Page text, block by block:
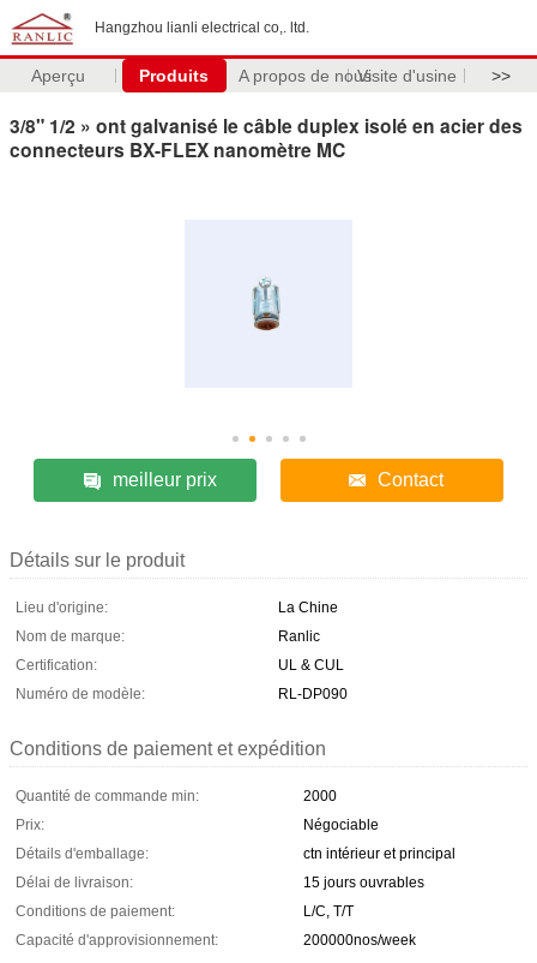
Hangzhou lianli electrical co,. ltd.
Aperçu Produits A propos de nousVisite d'usine >>
3/8" 1/2 » ont galvanisé le câble duplex isolé en acier des
connecteurs BX-FLEX nanomètre MC
meilleur prix Contact
Détails sur le produit
Lieu d'origine:
La Chine
Nom de marque:
Ranlic
Certification:
UL & CUL
Numéro de modèle:
RL-DP090
Conditions de paiement et expédition
Quantité de commande min:
2000
Prix:
Négociable
Détails d'emballage:
ctn intérieur et principal
Délai de livraison:
15 jours ouvrables
Conditions de paiement:
L/C, T/T
Capacité d'approvisionnement:
200000nos/week